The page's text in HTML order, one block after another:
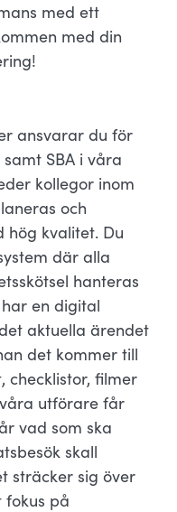
med ett
med din
ansvarar du för
SBA i våra
kollegor inom
och
hög kvalitet. Du
där alla
hanteras
en digital
aktuella ärendet
det kommer till
checklistor, filmer
utförare får
vad som ska
skall
sträcker sig över
fokus på